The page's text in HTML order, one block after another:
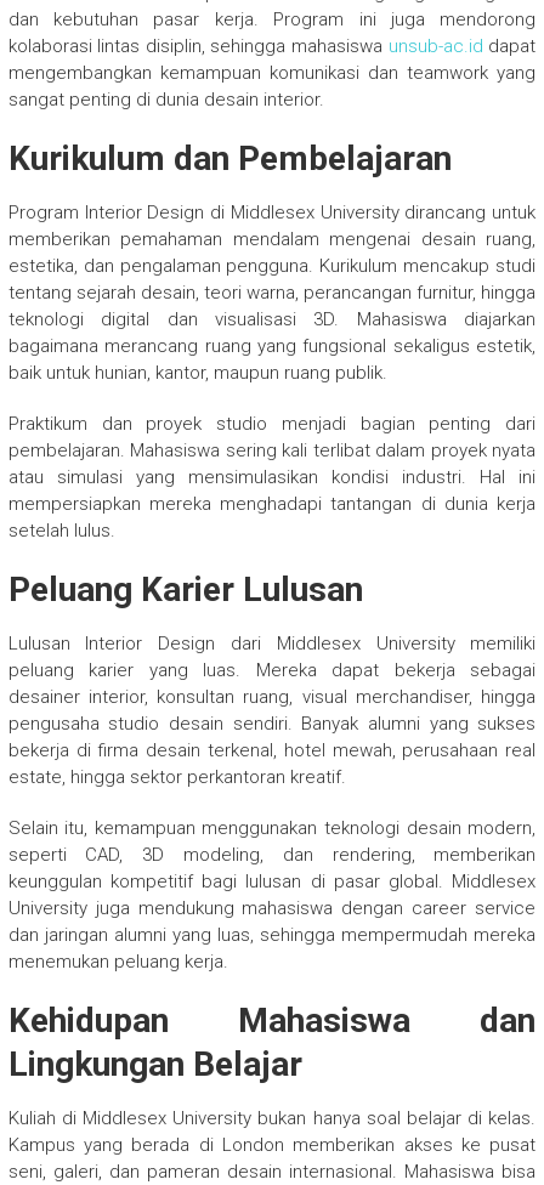
dan kebutuhan pasar kerja. Program ini juga mendorong
kolaborasi lintas disiplin, sehingga mahasiswa unsub-ac.id dapat
mengembangkan kemampuan komunikasi dan teamwork yang
sangat penting di dunia desain interior.
Kurikulum dan Pembelajaran
Program Interior Design di Middlesex University dirancang untuk
memberikan pemahaman mendalam mengenai desain ruang,
estetika, dan pengalaman pengguna. Kurikulum mencakup studi
tentang sejarah desain, teori warna, perancangan furnitur, hingga
teknologi digital dan visualisasi 3D. Mahasiswa diajarkan
bagaimana merancang ruang yang fungsional sekaligus estetik,
baik untuk hunian, kantor, maupun ruang publik.
Praktikum dan proyek studio menjadi bagian penting dari
pembelajaran. Mahasiswa sering kali terlibat dalam proyek nyata
atau simulasi yang mensimulasikan kondisi industri. Hal ini
mempersiapkan mereka menghadapi tantangan di dunia kerja
setelah lulus.
Peluang Karier Lulusan
Lulusan Interior Design dari Middlesex University memiliki
peluang karier yang luas. Mereka dapat bekerja sebagai
desainer interior, konsultan ruang, visual merchandiser, hingga
pengusaha studio desain sendiri. Banyak alumni yang sukses
bekerja di firma desain terkenal, hotel mewah, perusahaan real
estate, hingga sektor perkantoran kreatif.
Selain itu, kemampuan menggunakan teknologi desain modern,
seperti CAD, 3D modeling, dan rendering, memberikan
keunggulan kompetitif bagi lulusan di pasar global. Middlesex
University juga mendukung mahasiswa dengan career service
dan jaringan alumni yang luas, sehingga mempermudah mereka
menemukan peluang kerja.
Kehidupan Mahasiswa dan
Lingkungan Belajar
Kuliah di Middlesex University bukan hanya soal belajar di kelas.
Kampus yang berada di London memberikan akses ke pusat
seni, galeri, dan pameran desain internasional. Mahasiswa bisa